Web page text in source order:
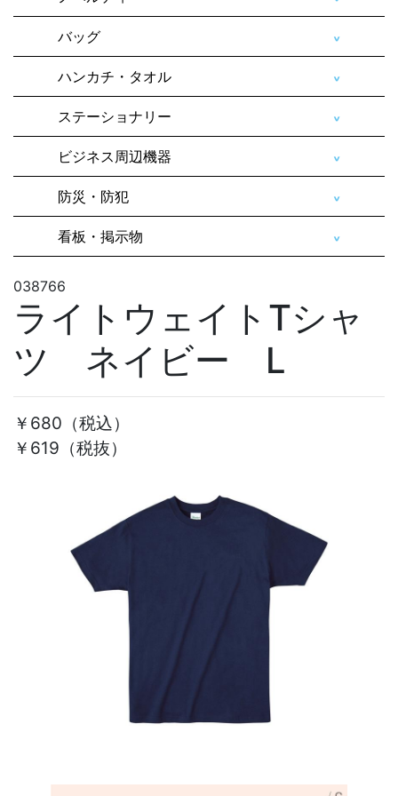
バッグ
ハンカチ・タオル
ステーショナリー
ビジネス周辺機器
防災・防犯
看板・掲示物
038766
ライトウェイトTシャ
ツ ネイビー L
￥680 （税込）
￥619（税抜）